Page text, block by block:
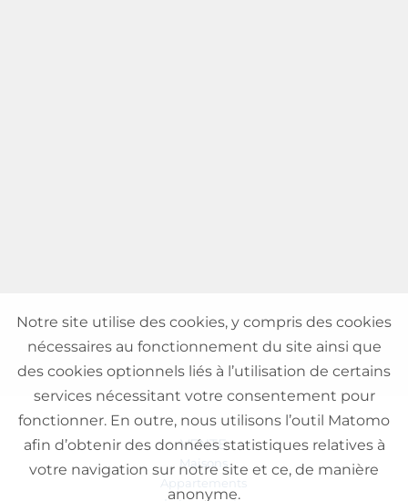
VENTE
Maisons
Appartements
Notre site utilise des cookies, y compris des cookies
nécessaires au fonctionnement du site ainsi que
des cookies optionnels liés à l’utilisation de certains
services nécessitant votre consentement pour
fonctionner. En outre, nous utilisons l’outil Matomo
afin d’obtenir des données statistiques relatives à
votre navigation sur notre site et ce, de manière
anonyme.